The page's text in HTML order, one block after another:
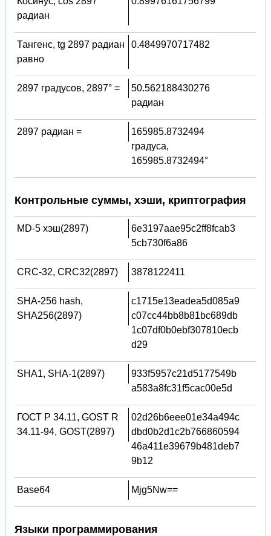
радиан
Тангенс, tg 2897 радиан
равно
0.4849970717482
2897 градусов, 2897° =
50.562188430276
радиан
2897 радиан =
165985.8732494
градуса,
165985.8732494°
Контрольные суммы, хэши, криптография
MD-5 хэш(2897)
6e3197aae95c2ff8fcab3
5cb730f6a86
CRC-32, CRC32(2897) 3878122411
SHA-256 hash,
SHA256(2897)
c1715e13eadea5d085a9
c07cc44bb8b81bc689db
1c07df0b0ebf307810ecb
d29
SHA1, SHA-1(2897)
933f5957c21d5177549b
a583a8fc31f5cac00e5d
ГОСТ Р 34.11, GOST R
34.11-94, GOST(2897)
02d26b6eee01e34a494c
dbd0b2d1c2b766860594
46a411e39679b481deb7
9b12
Base64 Mjg5Nw==
Языки программирования